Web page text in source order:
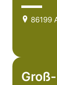
86199